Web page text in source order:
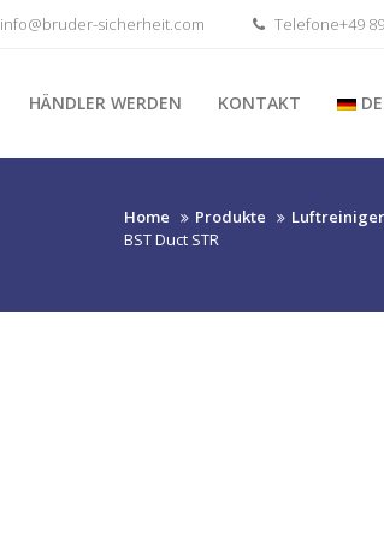
Telefone+49
info@bruder-sicherheit.com
HÄNDLER WERDEN KONTAKT
Home Produkte
Luftreiniger
BST Duct STR